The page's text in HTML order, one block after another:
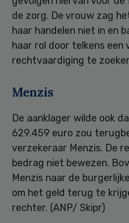
de zorg. De vrouw zag
haar handelen niet in en
haar rol door telkens een
rechtvaardiging te
Menzis
De aanklager wilde ook
629.459 euro zou
verzekeraar Menzis. De
bedrag niet bewezen.
Menzis naar de
om het geld terug te
rechter. (ANP/ Skipr)